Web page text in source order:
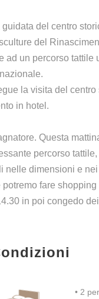
del centro
del
ad un percorso tattile
la visita del
in hotel.
Questa
percorso
dimensioni e
fare
in poi congedo
• 2